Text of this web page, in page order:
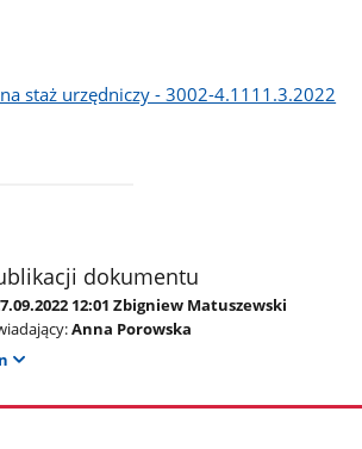
staż urzędniczy - 3002-4.1111.3.2022
dokumentu
12:01 Zbigniew Matuszewski
Anna Porowska